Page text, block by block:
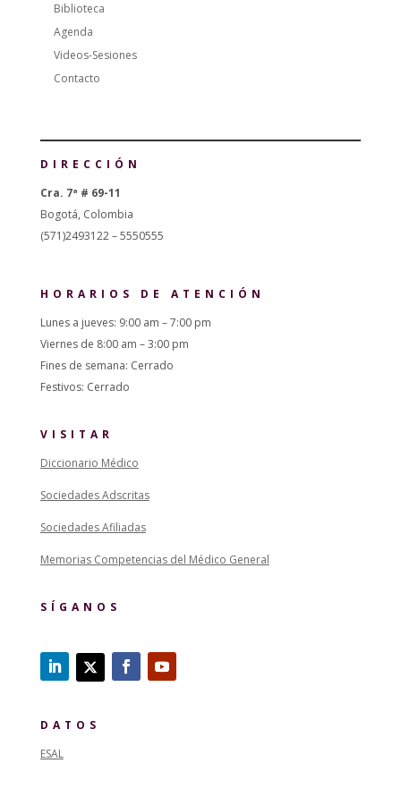
Biblioteca
Agenda
Videos-Sesiones
Contacto
DIRECCIÓN
Cra. 7ª # 69-11
Bogotá, Colombia
(571)2493122 – 5550555
HORARIOS DE ATENCIÓN
Lunes a jueves: 9:00 am – 7:00 pm
Viernes de 8:00 am – 3:00 pm
Fines de semana: Cerrado
Festivos: Cerrado
VISITAR
Diccionario Médico
Sociedades Adscritas
Sociedades Afiliadas
Memorias Competencias del Médico General
SÍGANOS
DATOS
ESAL